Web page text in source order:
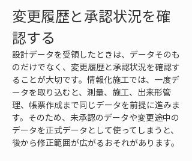
変更履歴と承認状況を確
認する
設計データを受領したときは、データそのも
のだけでなく、変更履歴と承認状況を確認す
ることが大切です。情報化施工では、一度デ
ータを取り込むと、測量、施工、出来形管
理、帳票作成まで同じデータを前提に進みま
す。そのため、未承認のデータや変更途中の
データを正式データとして使ってしまうと、
後から修正範囲が広がるおそれがあります。